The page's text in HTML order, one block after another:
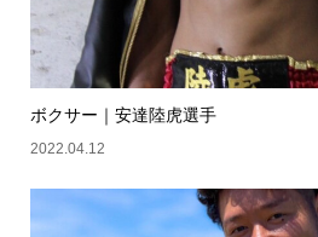
ボクサー｜安達陸虎選手
2022.04.12